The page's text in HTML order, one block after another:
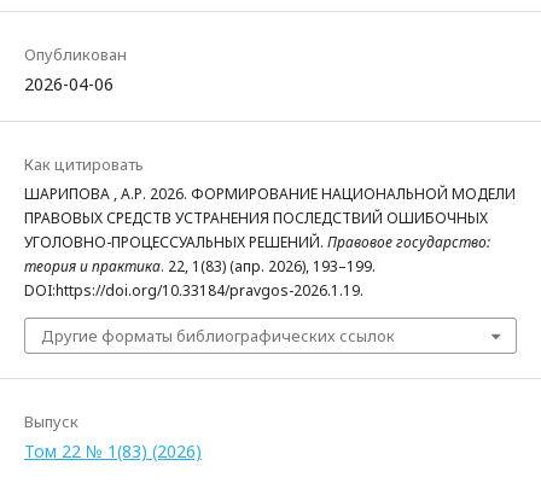
Опубликован
2026-04-06
Как цитировать
ШАРИПОВА , А.Р. 2026. ФОРМИРОВАНИЕ НАЦИОНАЛЬНОЙ МОДЕЛИ
ПРАВОВЫХ СРЕДСТВ УСТРАНЕНИЯ ПОСЛЕДСТВИЙ ОШИБОЧНЫХ
УГОЛОВНО-ПРОЦЕССУАЛЬНЫХ РЕШЕНИЙ. Правовое государство:
теория и практика. 22, 1(83) (апр. 2026), 193–199.
DOI:https://doi.org/10.33184/pravgos-2026.1.19.
Другие форматы библиографических ссылок
Выпуск
Том 22 № 1(83) (2026)